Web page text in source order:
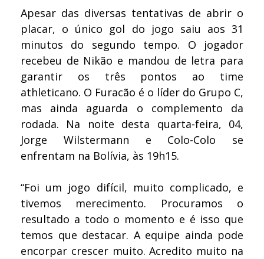
Apesar das diversas tentativas de abrir o
placar, o único gol do jogo saiu aos 31
minutos do segundo tempo. O jogador
recebeu de Nikão e mandou de letra para
garantir os três pontos ao time
athleticano. O Furacão é o líder do Grupo C,
mas ainda aguarda o complemento da
rodada. Na noite desta quarta-feira, 04,
Jorge Wilstermann e Colo-Colo se
enfrentam na Bolívia, às 19h15.
“Foi um jogo difícil, muito complicado, e
tivemos merecimento. Procuramos o
resultado a todo o momento e é isso que
temos que destacar. A equipe ainda pode
encorpar crescer muito. Acredito muito na